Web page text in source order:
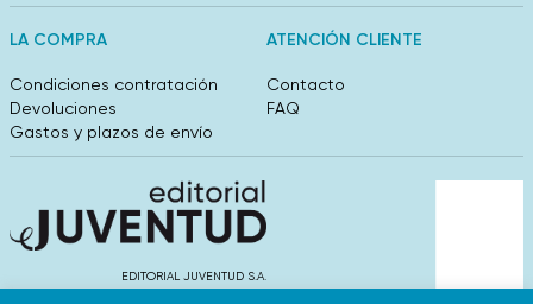
LA COMPRA
Condiciones contratación
Devoluciones
Gastos y plazos de envío
ATENCIÓN CLIENTE
Contacto
FAQ
EDITORIAL JUVENTUD S.A.